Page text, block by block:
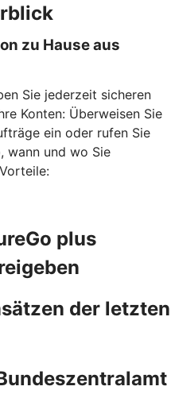
zu Hause aus
Sie jederzeit sicheren
Konten: Überweisen Sie
ein oder rufen Sie
wann und wo Sie
plus
der letzten